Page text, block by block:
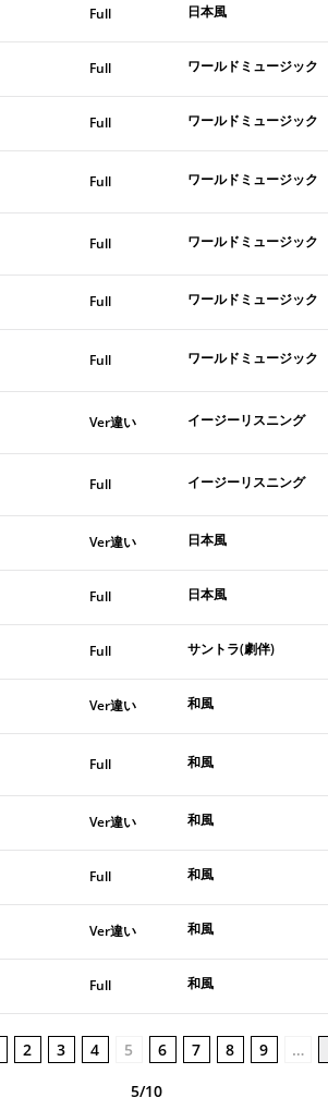
Full 日本風
Full ワールドミュージック
Full ワールドミュージック
Full ワールドミュージック
Full ワールドミュージック
Full ワールドミュージック
Full ワールドミュージック
Ver違い イージーリスニング
Full イージーリスニング
Ver違い 日本風
Full 日本風
Full サントラ(劇伴)
Ver違い 和風
Full 和風
Ver違い 和風
Full 和風
Ver違い 和風
Full 和風
2 3 4 5 6 7 8 9 …
5/10